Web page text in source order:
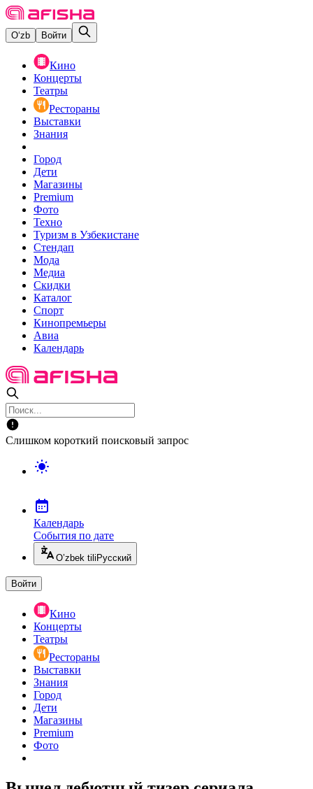
O‘zb Войти
Кино
Концерты
Театры
Рестораны
Выставки
Знания
Город
Дети
Магазины
Premium
Фото
Техно
Туризм в Узбекистане
Стендап
Мода
Медиа
Скидки
Каталог
Спорт
Кинопремьеры
Авиа
Календарь
Слишком короткий поисковый запрос
Календарь
События по дате
O’zbek tili Русский
Войти
Кино
Концерты
Театры
Рестораны
Выставки
Знания
Город
Дети
Магазины
Premium
Фото